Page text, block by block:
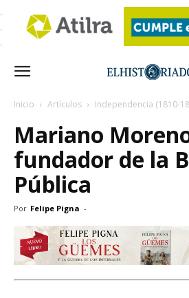
Inicio Artículos Independencia (1810-
Mariano
fundador de la
Pública
Por Felipe Pigna -